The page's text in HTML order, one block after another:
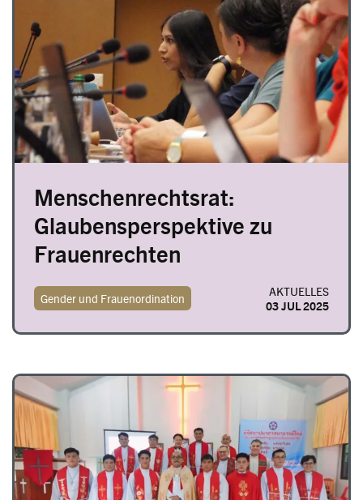
Menschenrechtsrat:
Glaubensperspektive zu
Frauenrechten
Gender und Frauenordination
AKTUELLES
03 JUL 2025
Image